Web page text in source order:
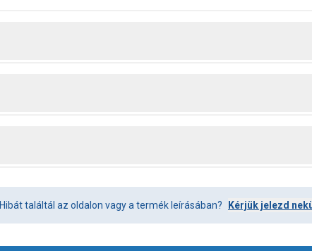
Hibát találtál az oldalon vagy a termék leírásában? Kérjük jelezd